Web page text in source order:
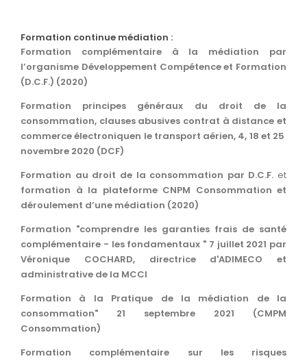
Formation continue médiation :
Formation complémentaire à la médiation par
l’organisme Développement Compétence et Formation
(D.C.F.) (2020)
Formation principes généraux du droit de la
consommation, clauses abusives contrat à distance et
commerce électroniquen le transport aérien, 4, 18 et 25
novembre 2020 (DCF)
Formation au droit de la consommation par D.C.F. et
formation à la plateforme CNPM Consommation et
déroulement d’une médiation (2020)
Formation "comprendre les garanties frais de santé
complémentaire - les fondamentaux " 7 juillet 2021 par
Véronique COCHARD, directrice d'ADIMECO et
administrative de la MCCI
Formation à la Pratique de la médiation de la
consommation" 21 septembre 2021 (CMPM
Consommation)
Formation complémentaire sur les risques